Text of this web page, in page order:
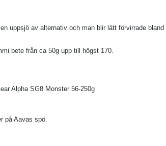
uppsjö av alternativ och man blir lätt förvirrade
bete från ca 50g upp till högst 170.
Alpha SG8 Monster 56-250g
på Aavas spö.